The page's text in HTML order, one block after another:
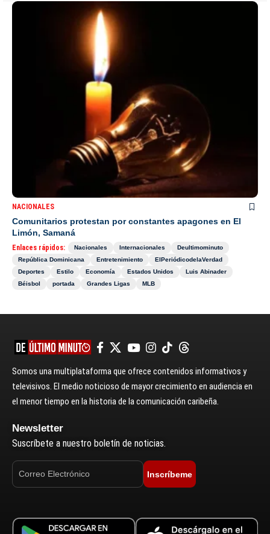
NACIONALES
Comunitarios protestan por constantes apagones en El
Limón, Samaná
Enlaces rápidos: Nacionales Internacionales
Deultimominuto
República Dominicana
Entretenimiento
ElPeriódicodelaVerdad
Deportes
Estilo Economía Estados Unidos
Luis Abinader
Béisbol
portada Grandes Ligas MLB
Somos una multiplataforma que ofrece contenidos informativos y
televisivos. El medio noticioso de mayor crecimiento en audiencia en
el menor tiempo en la historia de la comunicación caribeña.
Newsletter
Suscríbete a nuestro boletín de noticias.
Inscríbeme